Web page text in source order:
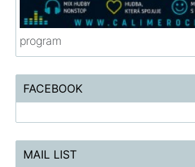
program
FACEBOOK
MAIL LIST